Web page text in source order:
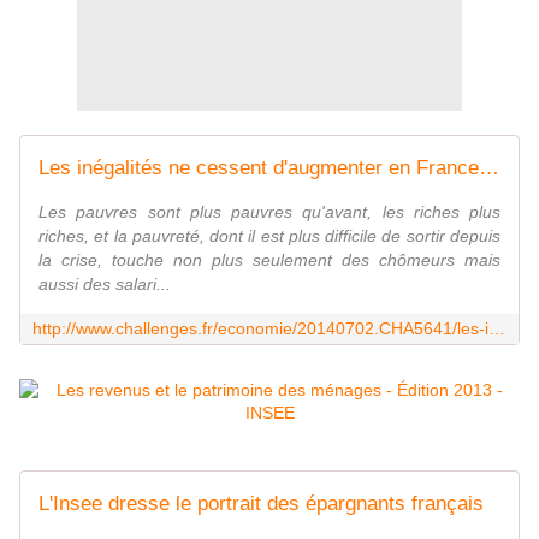
Les inégalités ne cessent d'augmenter en France selon l'Insee
Les pauvres sont plus pauvres qu'avant, les riches plus
riches, et la pauvreté, dont il est plus difficile de sortir depuis
la crise, touche non plus seulement des chômeurs mais
aussi des salari...
L'Insee dresse le portrait des épargnants français